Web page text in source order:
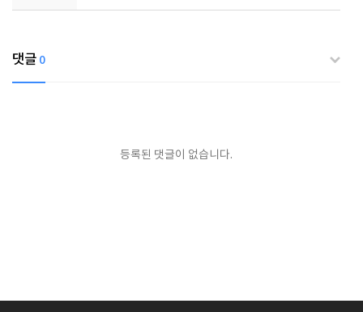
댓글 0
등록된 댓글이 없습니다.